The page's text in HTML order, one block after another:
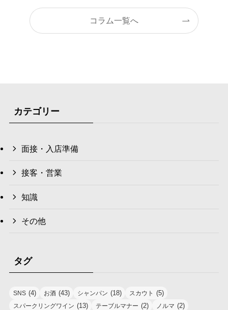
コラム一覧へ
カテゴリー
面接・入店準備
接客・営業
知識
その他
タグ
SNS (4) お酒 (43) シャンパン (18) スカウト (5)
スパークリングワイン (13) テーブルマナー (2) ノルマ (2)